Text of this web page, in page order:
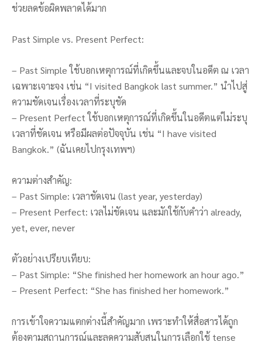
ช่วยลดข้อผิดพลาดได้มาก
Past Simple vs. Present Perfect:
– Past Simple ใช้บอกเหตุการณ์ที่เกิดขึ้นและจบในอดีต ณ เวลา
เฉพาะเจาะจง เช่น “I visited Bangkok last summer.” นำไปสู่
ความชัดเจนเรื่องเวลาที่ระบุชัด
– Present Perfect ใช้บอกเหตุการณ์ที่เกิดขึ้นในอดีตแต่ไม่ระบุ
เวลาที่ชัดเจน หรือมีผลต่อปัจจุบัน เช่น “I have visited
Bangkok.” (ฉันเคยไปกรุงเทพฯ)
ความต่างสำคัญ:
– Past Simple: เวลาชัดเจน (last year, yesterday)
– Present Perfect: เวลไม่ชัดเจน และมักใช้กับคำว่า already,
yet, ever, never
ตัวอย่างเปรียบเทียบ:
– Past Simple: “She finished her homework an hour ago.”
– Present Perfect: “She has finished her homework.”
การเข้าใจความแตกต่างนี้สำคัญมาก เพราะทำให้สื่อสารได้ถูก
ต้องตามสถานการณ์และลดความสับสนในการเลือกใช้ tense